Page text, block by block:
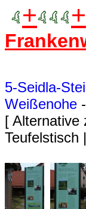
+ +
5-Seidla-
Weißenohe -
[ Alternative
Teufelstisch